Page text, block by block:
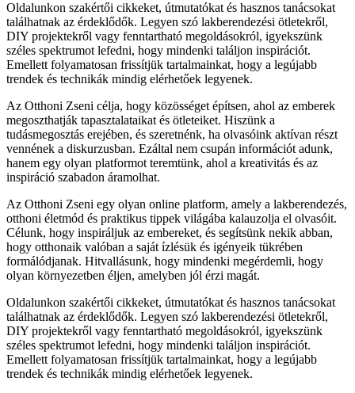
Oldalunkon szakértői cikkeket, útmutatókat és hasznos tanácsokat
találhatnak az érdeklődők. Legyen szó lakberendezési ötletekről,
DIY projektekről vagy fenntartható megoldásokról, igyekszünk
széles spektrumot lefedni, hogy mindenki találjon inspirációt.
Emellett folyamatosan frissítjük tartalmainkat, hogy a legújabb
trendek és technikák mindig elérhetőek legyenek.
Az Otthoni Zseni célja, hogy közösséget építsen, ahol az emberek
megoszthatják tapasztalataikat és ötleteiket. Hiszünk a
tudásmegosztás erejében, és szeretnénk, ha olvasóink aktívan részt
vennének a diskurzusban. Ezáltal nem csupán információt adunk,
hanem egy olyan platformot teremtünk, ahol a kreativitás és az
inspiráció szabadon áramolhat.
Az Otthoni Zseni egy olyan online platform, amely a lakberendezés,
otthoni életmód és praktikus tippek világába kalauzolja el olvasóit.
Célunk, hogy inspiráljuk az embereket, és segítsünk nekik abban,
hogy otthonaik valóban a saját ízlésük és igényeik tükrében
formálódjanak. Hitvallásunk, hogy mindenki megérdemli, hogy
olyan környezetben éljen, amelyben jól érzi magát.
Oldalunkon szakértői cikkeket, útmutatókat és hasznos tanácsokat
találhatnak az érdeklődők. Legyen szó lakberendezési ötletekről,
DIY projektekről vagy fenntartható megoldásokról, igyekszünk
széles spektrumot lefedni, hogy mindenki találjon inspirációt.
Emellett folyamatosan frissítjük tartalmainkat, hogy a legújabb
trendek és technikák mindig elérhetőek legyenek.